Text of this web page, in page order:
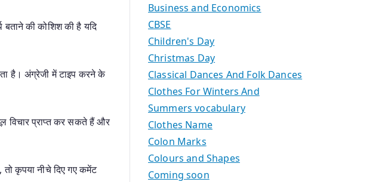
बताने की कोशिश की है यदि
है। अंग्रेजी में टाइप करने के
विचार प्राप्त कर सकते हैं और
कृपया नीचे दिए गए कमेंट
Business and Economics
CBSE
Children's Day
Christmas Day
Classical Dances And Folk Dances
Clothes For Winters And
Summers vocabulary
Clothes Name
Colon Marks
Colours and Shapes
Coming soon